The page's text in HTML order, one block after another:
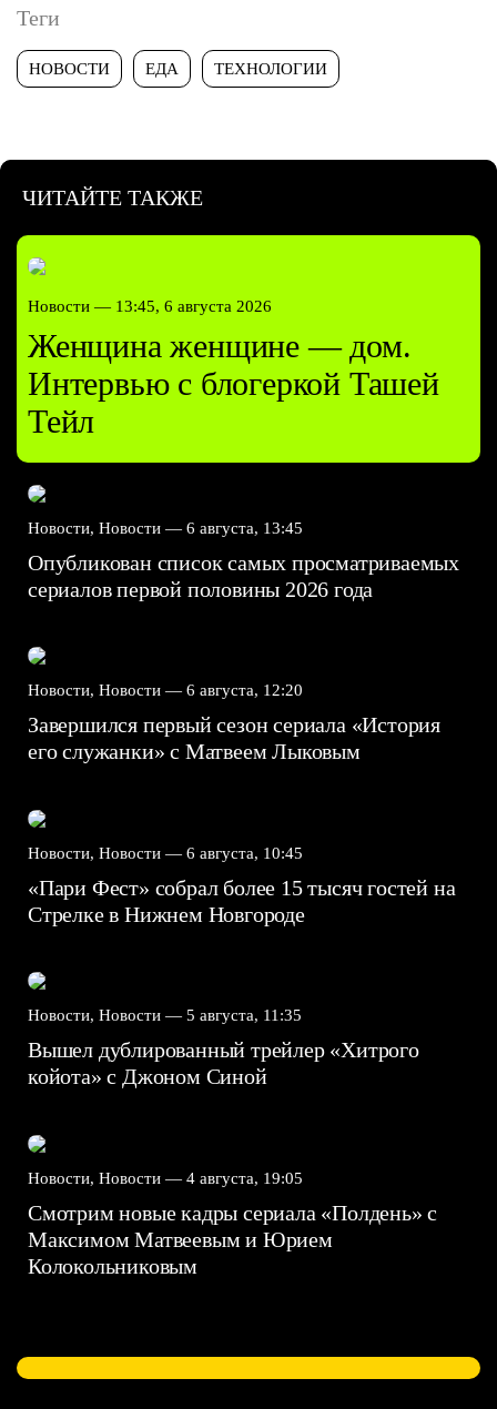
Теги
НОВОСТИ ЕДА ТЕХНОЛОГИИ
ЧИТАЙТЕ ТАКЖЕ
Новости — 13:45, 6 августа 2026
Женщина женщине — дом.
Интервью с блогеркой Ташей
Тейл
Новости, Новости — 6 августа, 13:45
Опубликован список самых просматриваемых
сериалов первой половины 2026 года
Новости, Новости — 6 августа, 12:20
Завершился первый сезон сериала «История
его служанки» с Матвеем Лыковым
Новости, Новости — 6 августа, 10:45
«Пари Фест» собрал более 15 тысяч гостей на
Стрелке в Нижнем Новгороде
Новости, Новости — 5 августа, 11:35
Вышел дублированный трейлер «Хитрого
койота» с Джоном Синой
Новости, Новости — 4 августа, 19:05
Смотрим новые кадры сериала «Полдень» с
Максимом Матвеевым и Юрием
Колокольниковым